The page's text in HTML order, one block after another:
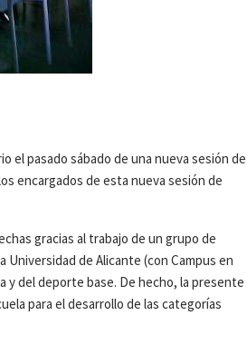
el pasado sábado de una nueva sesión de
encargados de esta nueva sesión de
gracias al trabajo de un grupo de
de Alicante (con Campus en
y del deporte base. De hecho, la presente
para el desarrollo de las categorías